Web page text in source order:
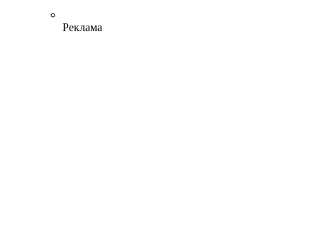
Реклама